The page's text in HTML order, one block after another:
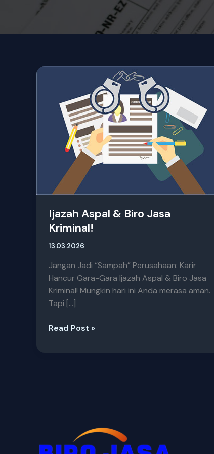
Ijazah Aspal & Biro Jasa
Kriminal!
13.03.2026
Jangan Jadi “Sampah” Perusahaan: Karir
Hancur Gara-Gara Ijazah Aspal & Biro Jasa
Kriminal! Mungkin hari ini Anda merasa aman.
Tapi […]
Biro
Jasa
Kriminal!
Read Post »